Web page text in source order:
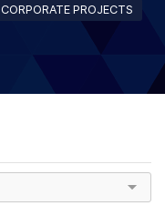
CORPORATE PROJECTS